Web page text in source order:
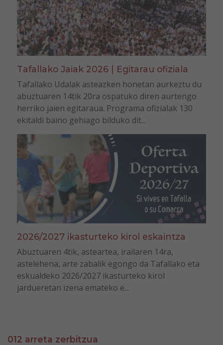
Tafallako Jaiak 2026 | Egitarau ofiziala
Tafallako Udalak asteazken honetan aurkeztu du
abuztuaren 14tik 20ra ospatuko diren aurtengo
herriko jaien egitaraua. Programa ofizialak 130
ekitaldi baino gehiago bilduko dit...
2026/2027 ikasturteko kirol eskaintza
Abuztuaren 4tik, asteartea, irailaren 14ra,
astelehena, arte zabalik egongo da Tafallako eta
eskualdeko 2026/2027 ikasturteko kirol
jardueretan izena emateko e...
012 arreta zerbitzua